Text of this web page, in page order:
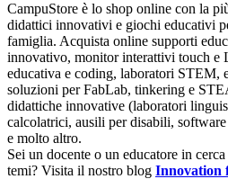
CampuStore è lo shop online con la
didattici innovativi e giochi educativi
famiglia. Acquista online supporti
innovativo, monitor interattivi touch e
educativa e coding, laboratori STEM,
soluzioni per FabLab, tinkering e
didattiche innovative (laboratori
calcolatrici, ausili per disabili,
e molto altro.
Sei un docente o un educatore in
temi? Visita il nostro blog Innovation